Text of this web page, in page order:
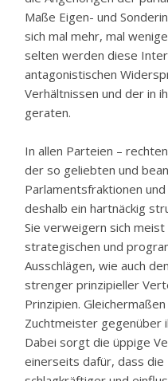
Maße Eigen- und
sich mal mehr, mal
selten werden diese
antagonistischen
Verhältnissen und der in
geraten.
In allen Parteien –
der so geliebten und
Parlamentsfraktionen
deshalb ein hartnäckig
Sie verweigern sich
strategischen und
Ausschlägen, wie auch
strenger prinzipieller
Prinzipien.
Zuchtmeister gegenüber
Dabei sorgt die üppige
einerseits dafür, dass die